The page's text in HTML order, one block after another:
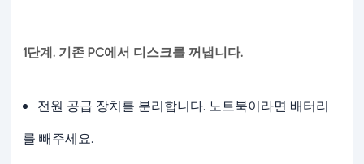
1단계. 기존 PC에서 디스크를 꺼냅니다.
전원 공급 장치를 분리합니다. 노트북이라면 배터리
를 빼주세요.